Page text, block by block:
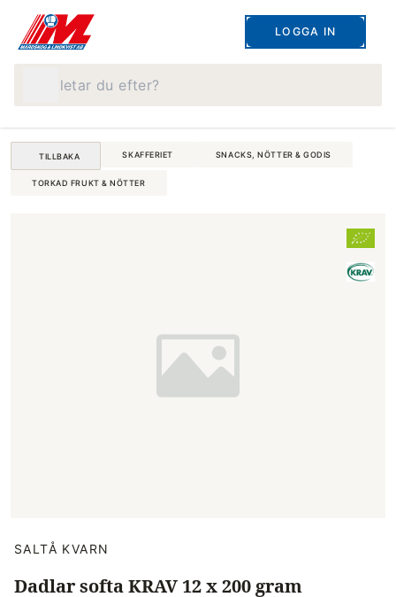
LOGGA IN
TILLBAKA SKAFFERIET SNACKS, NÖTTER & GODIS
TORKAD FRUKT & NÖTTER
SALTÅ KVARN
Dadlar softa KRAV 12 x 200 gram